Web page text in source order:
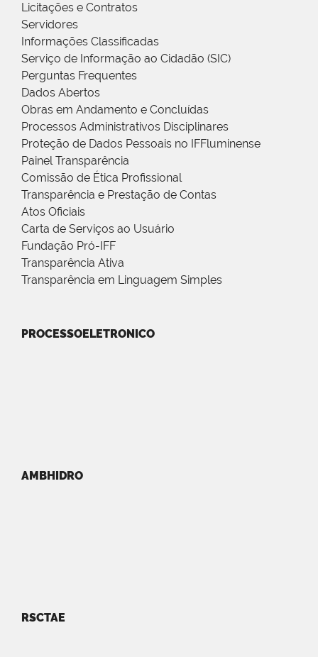
Licitações e Contratos
Servidores
Informações Classificadas
Serviço de Informação ao Cidadão (SIC)
Perguntas Frequentes
Dados Abertos
Obras em Andamento e Concluídas
Processos Administrativos Disciplinares
Proteção de Dados Pessoais no IFFluminense
Painel Transparência
Comissão de Ética Profissional
Transparência e Prestação de Contas
Atos Oficiais
Carta de Serviços ao Usuário
Fundação Pró-IFF
Transparência Ativa
Transparência em Linguagem Simples
PROCESSOELETRONICO
AMBHIDRO
RSCTAE